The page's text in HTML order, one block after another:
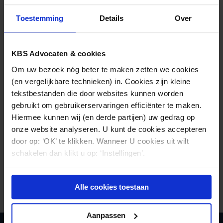
Toestemming Details Over
KBS Advocaten & cookies
Om uw bezoek nóg beter te maken zetten we cookies
(en vergelijkbare technieken) in. Cookies zijn kleine
tekstbestanden die door websites kunnen worden
gebruikt om gebruikerservaringen efficiënter te maken.
Hiermee kunnen wij (en derde partijen) uw gedrag op
onze website analyseren. U kunt de cookies accepteren
door op: ‘OK’ te klikken. Wanneer U cookies uit wilt
schakelen dan klikt u op: ‘Instellingen’.
Alle cookies toestaan
Aanpassen
Fax (030) 25 20 244
BTW: NL820950403B01